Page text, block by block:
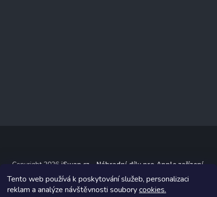
Tento web používá k poskytování služeb, personalizaci
reklam a analýze návštěvnosti souborycookies.
Copyright 2026 iSwap.cz - Náhradní díly pro Apple zařízení
Všechna práva vyhrazena.
Grafický návrh vytvořil a na Shoptet implementoval